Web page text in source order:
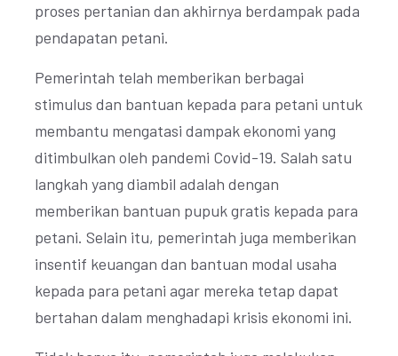
proses pertanian dan akhirnya berdampak pada
pendapatan petani.
Pemerintah telah memberikan berbagai
stimulus dan bantuan kepada para petani untuk
membantu mengatasi dampak ekonomi yang
ditimbulkan oleh pandemi Covid-19. Salah satu
langkah yang diambil adalah dengan
memberikan bantuan pupuk gratis kepada para
petani. Selain itu, pemerintah juga memberikan
insentif keuangan dan bantuan modal usaha
kepada para petani agar mereka tetap dapat
bertahan dalam menghadapi krisis ekonomi ini.